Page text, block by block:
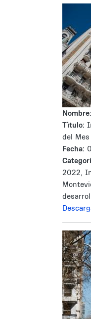
Nombre:
Tìtulo:
del
Fecha:
2022,